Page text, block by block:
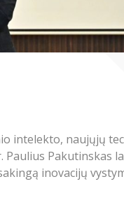
intelekto, naujųjų
Paulius Pakutinskas
inovacijų